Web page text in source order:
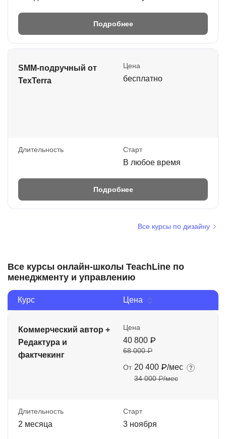
Подробнее
SMM-подручный от
TexTerra
Цена
бесплатно
Длительность Старт
В любое время
Подробнее
Все курсы по дизайну
Все курсы онлайн-школы TeachLine по
менеджменту и управлению
Курс Цена
Коммерческий автор +
Редактура и
фактчекинг
Цена
40 800 ₽
68 000 ₽
От 20 400 ₽/мес
34 000 ₽/мес
Длительность
2 месяца
Старт
3 ноября